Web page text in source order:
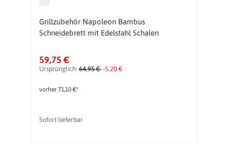
Grillzubehör Napoleon Bambus
Schneidebrett mit Edelstahl Schalen
59,75 €
Ursprünglich: 64,95 €-5,20 €
vorher 71,10 €*
Sofort lieferbar